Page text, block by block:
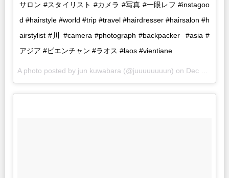
サロン #スタイリスト #カメラ #写真 #一眼レフ #instagoo
d #hairstyle #world #trip #travel #hairdresser #hairsalon #h
airstylist #川 #camera #photograph #backpacker #asia #
アジア #ビエンチャン #ラオス #laos #vientiane
A photo posted by jun kuwabara (@juuuuuuuun) on Dec 24, 2015 at 5:38pm PST